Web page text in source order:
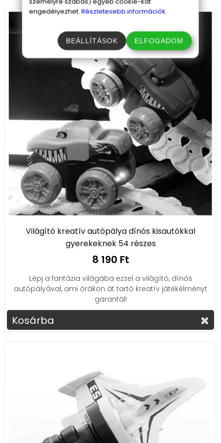
Világító kreatív autópálya dínós kisautókkal
gyerekeknek 54 részes
8 190 Ft
Lépj a fantázia világába ezzel a világító, dínós
autópályával, ami órákon át tartó kreatív játékélményt
garantál!
Kosárba
engedélyezhet. Részletesebb információk.
BEÁLLÍTÁSOK ELFOGADOM